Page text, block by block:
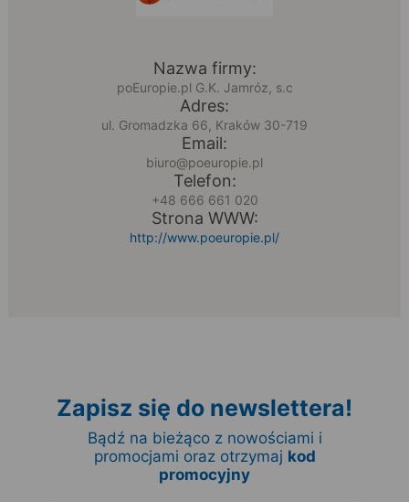
Nazwa firmy:
poEuropie.pl G.K. Jamróz, s.c
Adres:
ul. Gromadzka 66, Kraków 30-719
Email:
biuro@poeuropie.pl
Telefon:
+48 666 661 020
Strona WWW:
http://www.poeuropie.pl/
Zapisz się do newslettera!
Bądź na bieżąco z nowościami i
promocjami oraz otrzymaj kod
promocyjny